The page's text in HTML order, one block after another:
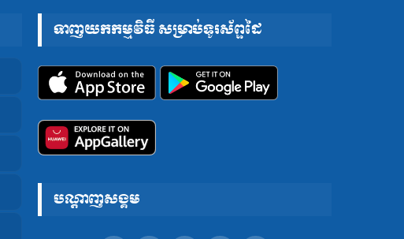
ទាញយកកម្មវិធី សម្រាប់ទូរស័ព្ទដៃ
បណ្តាញសង្គម